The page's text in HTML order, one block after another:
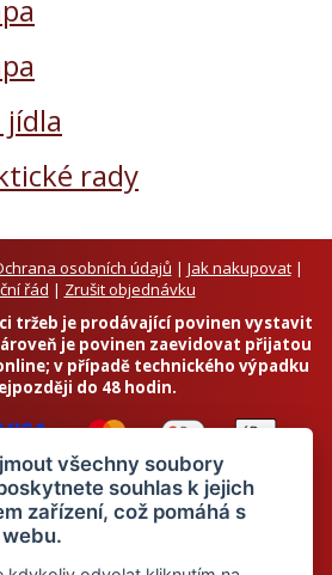
jídla
rady
osobních údajů | Jak nakupovat|
řád | Zrušit objednávku
tržeb je prodávající povinen vystavit
je povinen zaevidovat přijatou
v případě technického výpadku
do 48 hodin.
newsletter
všechny soubory
souhlas k jejich
zařízení, což pomáhá s